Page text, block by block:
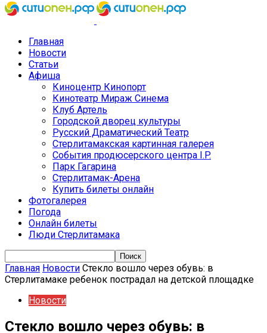
Главная
Новости
Статьи
Афиша
Киноцентр Кинопорт
Кинотеатр Мираж Синема
Клуб Артель
Городской дворец культуры
Русский Драматический Театр
Стерлитамакская картинная галерея
События продюсерского центра I.P.
Парк Гагарина
Стерлитамак-Арена
Купить билеты онлайн
Фотогалерея
Погода
Онлайн билеты
Люди Стерлитамака
Главная Новости Стекло вошло через обувь: в
Стерлитамаке ребенок пострадал на детской площадке
Новости
Стекло вошло через обувь: в